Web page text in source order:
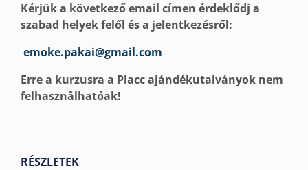
Kérjük a következő email címen érdeklődj a
szabad helyek felől és a jelentkezésről:
emoke.pakai@gmail.com
Erre a kurzusra a Placc ajándékutalványok nem
felhasznâlhatóak!
RÉSZLETEK